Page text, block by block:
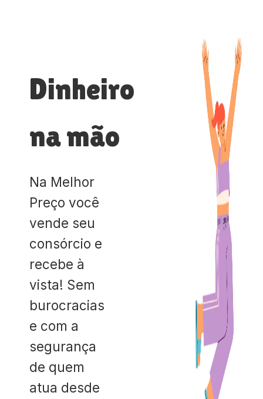
Dinheiro
na mão
Na Melhor
Preço você
vende seu
consórcio e
recebe à
vista! Sem
burocracias
e com a
segurança
de quem
atua desde